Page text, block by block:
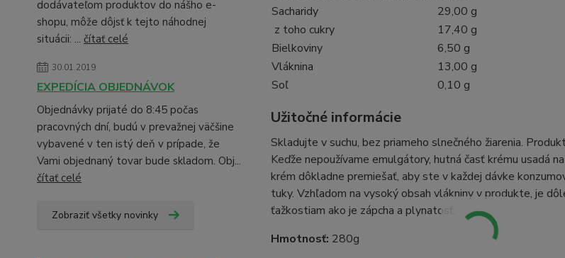
dodávateľom produktov do nášho e-
shopu, môže dôjsť k tejto náhodnej
situácii: ... čítať celé
30.01.2019
EXPEDÍCIA OBJEDNÁVOK
Objednávky prijaté do 8:45 počas
pracovných dní, budú v prevažnej väčšine
vybavené v ten istý deň v prípade, že
Vami objednaný tovar bude skladom. Obj...
čítať celé
Zobraziť všetky novinky
Sacharidy
29,00 g
z toho cukry
17,40 g
Bielkoviny
6,50 g
Vláknina
13,00 g
Soľ
0,10 g
Užitočné informácie
Skladujte v suchu, bez priameho slnečného žiarenia.
Keďže nepoužívame emulgátory, hutná časť krému usadá
krém dôkladne premiešať, aby ste v každej dávke
tuky. Vzhľadom na vysoký obsah vlákniny v produkte, je
ťažkostiam ako je zápcha a plynatosť.
Hmotnosť: 280g